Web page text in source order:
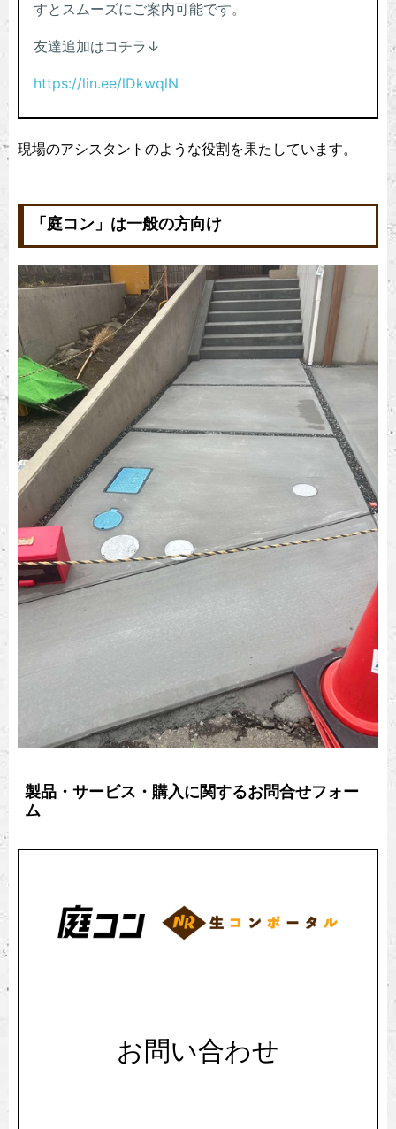
現場のアシスタントのような役割を果たしています。
「庭コン」は一般の方向け
製品・サービス・購入に関するお問合せフォー
ム